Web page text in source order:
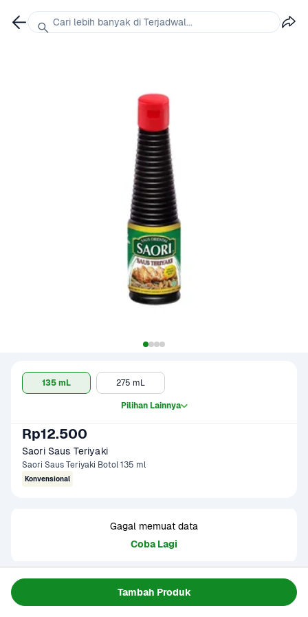
Tambah Produk
135 mL 275 mL
Pilihan Lainnya
Rp12.500
Saori Saus Teriyaki
Saori Saus Teriyaki Botol 135 ml
Konvensional
Gagal memuat data
Coba Lagi
Informasi Produk
Bumbu saus teriyaki yang terbuat dari bahan pilihan.
Cari lebih banyak di Terjadwal...